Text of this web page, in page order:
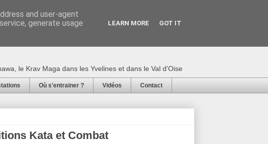
Neuman : Karaté,
le Krav Maga dans les Yvelines et dans le Val d'Oise
Où s'entrainer ? Vidéos Contact
Kata et Combat
and user-agent
generate usage
LEARN MORE GOT IT